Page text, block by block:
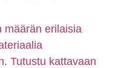
määrän erilaisia
Tutustu kattavaan